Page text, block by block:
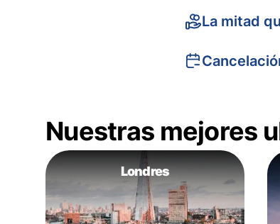
La mitad
Nuestras mejores
Londres